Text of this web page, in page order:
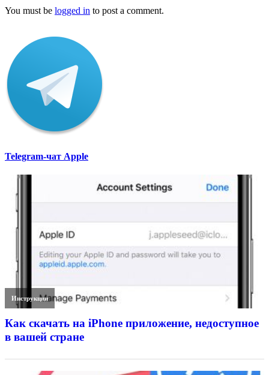
You must be logged in to post a comment.
Telegram-чат Apple
Инструкции
Как скачать на iPhone приложение, недоступное
в вашей стране